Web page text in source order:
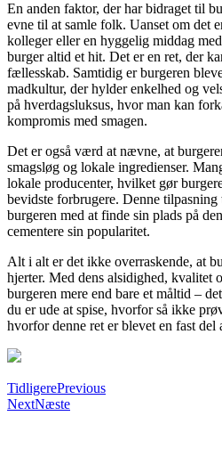
En anden faktor, der har bidraget til
evne til at samle folk. Uanset om det
kolleger eller en hyggelig middag
burger altid et hit. Det er en ret, der
fællesskab. Samtidig er burgeren
madkultur, der hylder enkelhed og
på hverdagsluksus, hvor man kan
kompromis med smagen.
Det er også værd at nævne, at
smagsløg og lokale ingredienser.
lokale producenter, hvilket gør
bevidste forbrugere. Denne
burgeren med at finde sin plads på
cementere sin popularitet.
Alt i alt er det ikke overraskende, at
hjerter. Med dens alsidighed, kvalitet
burgeren mere end bare et måltid –
du er ude at spise, hvorfor så ikke
hvorfor denne ret er blevet en fast del
TidligerePrevious
NextNæste